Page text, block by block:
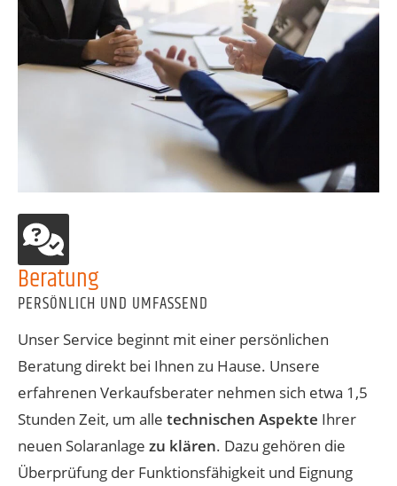
Beratung
PERSÖNLICH UND UMFASSEND
Unser Service beginnt mit einer persönlichen
Beratung direkt bei Ihnen zu Hause. Unsere
erfahrenen Verkaufsberater nehmen sich etwa 1,5
Stunden Zeit, um alle technischen Aspekte Ihrer
neuen Solaranlage zu klären. Dazu gehören die
Überprüfung der Funktionsfähigkeit und Eignung